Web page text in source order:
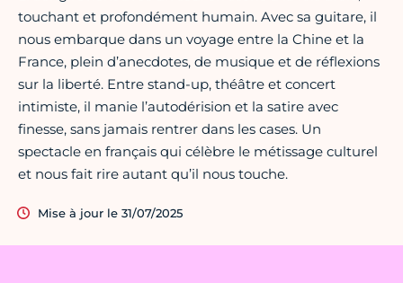
touchant et profondément humain. Avec sa guitare, il
nous embarque dans un voyage entre la Chine et la
France, plein d’anecdotes, de musique et de réflexions
sur la liberté. Entre stand-up, théâtre et concert
intimiste, il manie l’autodérision et la satire avec
finesse, sans jamais rentrer dans les cases. Un
spectacle en français qui célèbre le métissage culturel
et nous fait rire autant qu’il nous touche.
Mise à jour le 31/07/2025